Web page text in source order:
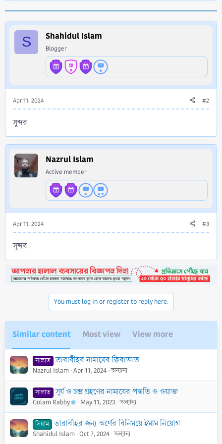
t
i
S Shahidul Islam
Blogger
Apr 11, 2024 #2
সুন্দর
Nazrul Islam
Active member
Apr 11, 2024 #3
সুন্দর
You must log in or register to reply here.
Similar content Most view View more
সালাত তারাবীহর নামাযের ক্বিরাআত
Nazrul Islam Apr 11, 2024 অন্যান্য
সালাত সূর্য ও চন্দ্র গ্রহণের নামাযের পদ্ধতি ও ওয়াক্ত
Golam Rabby May 11, 2023 অন্যান্য
সিয়াম তারাবীহর জন্য অর্থের বিনিময়ে ইমাম নিয়োগ
Shahidul Islam Oct 7, 2024 অন্যান্য